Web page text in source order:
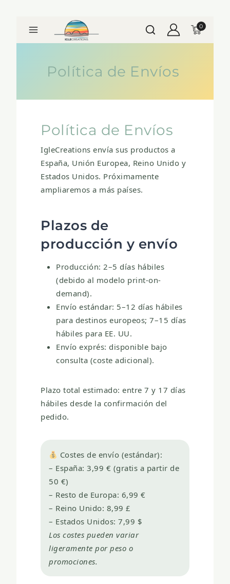
0
Política de Envíos
Política de Envíos
IgleCreations envía sus productos a
España, Unión Europea, Reino Unido y
Estados Unidos. Próximamente
ampliaremos a más países.
Plazos de
producción y envío
Producción: 2–5 días hábiles
(debido al modelo print-on-
demand).
Envío estándar: 5–12 días hábiles
para destinos europeos; 7–15 días
hábiles para EE. UU.
Envío exprés: disponible bajo
consulta (coste adicional).
Plazo total estimado: entre 7 y 17 días
hábiles desde la confirmación del
pedido.
Costes de envío (estándar):
– España: 3,99 € (gratis a partir de
50 €)
– Resto de Europa: 6,99 €
– Reino Unido: 8,99 £
– Estados Unidos: 7,99 $
Los costes pueden variar
ligeramente por peso o
promociones.